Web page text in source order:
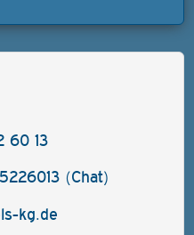
60 13
(Chat)
kg.de